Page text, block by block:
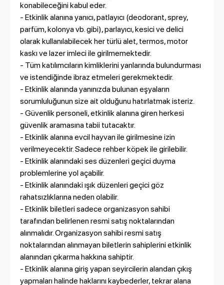
konabileceğini kabul eder.
- Etkinlik alanına yanıcı, patlayıcı (deodorant, sprey,
parfüm, kolonya vb. gibi), parlayıcı, kesici ve delici
olarak kullanılabilecek her türlü alet, termos, motor
kaskı ve lazer imleci ile girilmemektedir.
- Tüm katılımcıların kimliklerini yanlarında bulundurması
ve istendiğinde ibraz etmeleri gerekmektedir.
- Etkinlik alanında yanınızda bulunan eşyaların
sorumluluğunun size ait olduğunu hatırlatmak isteriz.
- Güvenlik personeli, etkinlik alanına giren herkesi
güvenlik aramasına tabii tutacaktır.
- Etkinlik alanına evcil hayvan ile girilmesine izin
verilmeyecektir. Sadece rehber köpek ile girilebilir.
- Etkinlik alanındaki ses düzenleri geçici duyma
problemlerine yol açabilir.
- Etkinlik alanındaki ışık düzenleri geçici göz
rahatsızlıklarına neden olabilir.
- Etkinlik biletleri sadece organizasyon sahibi
tarafından belirlenen resmi satış noktalarından
alınmalıdır. Organizasyon sahibi resmi satış
noktalarından alınmayan biletlerin sahiplerini etkinlik
alanından çıkarma hakkına sahiptir.
- Etkinlik alanına giriş yapan seyircilerin alandan çıkış
yapmaları halinde haklarını kaybederler, tekrar alana